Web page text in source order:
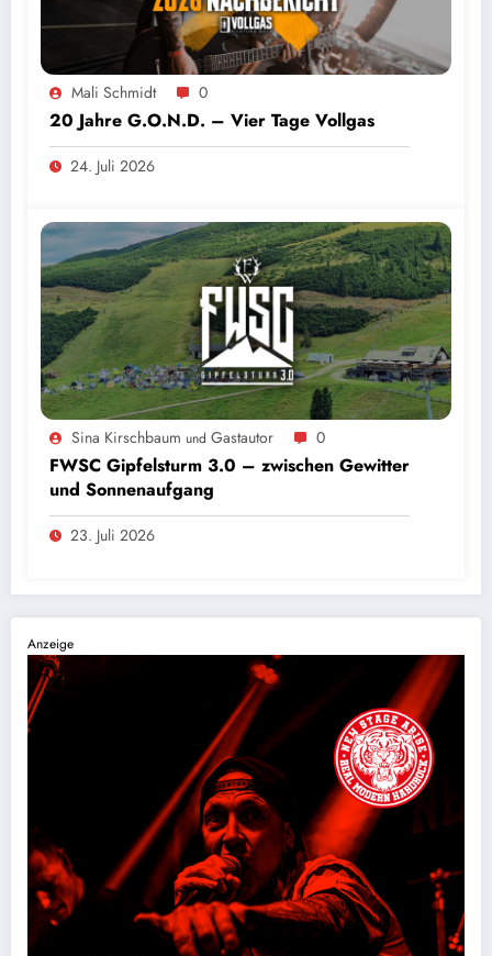
Mali Schmidt 0
20 Jahre G.O.N.D. – Vier Tage Vollgas
24. Juli 2026
Sina Kirschbaum und Gastautor 0
FWSC Gipfelsturm 3.0 – zwischen Gewitter
und Sonnenaufgang
23. Juli 2026
Anzeige